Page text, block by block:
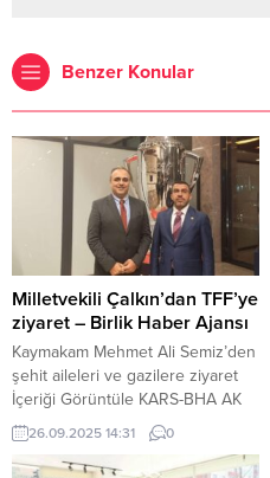
Benzer Konular
Milletvekili Çalkın’dan TFF’ye
ziyaret – Birlik Haber Ajansı
Kaymakam Mehmet Ali Semiz’den
şehit aileleri ve gazilere ziyaret
İçeriği Görüntüle KARS-BHA AK
Parti Kars Milletvekili Adem Çalkın,
Türkiye Futbol Federasyonu’nu
(TFF) ziyaret ederek TFF Yönetim
26.09.2025 14:31 0